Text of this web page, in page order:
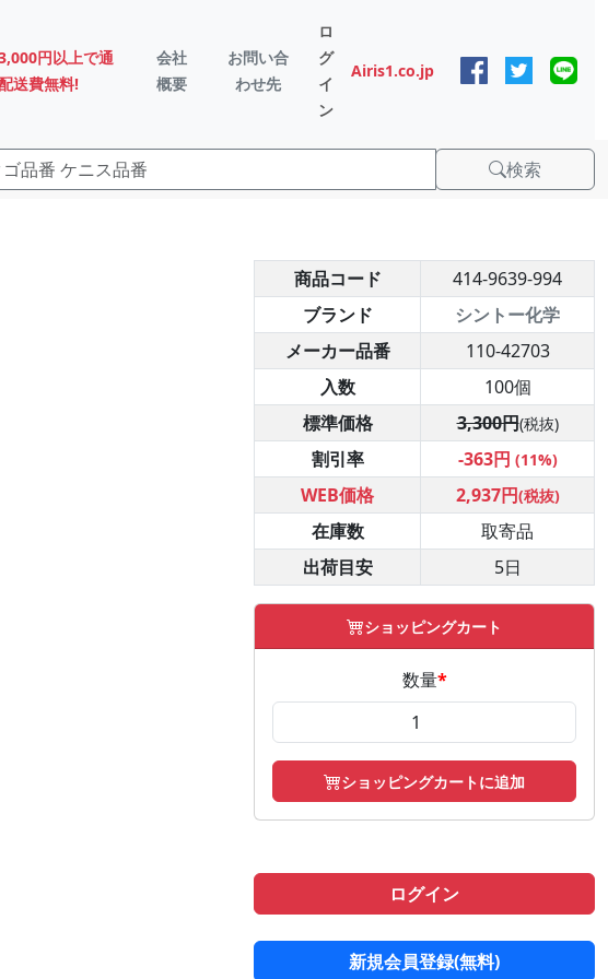
円以上で通
送費無料!
会社
概要
お問い合
わせ先
ロ
グ
イ
ン
Airis1.co.jp
検索
商品コード
414-9639-994
ブランド
シントー化学
メーカー品番
110-42703
入数
100個
標準価格
3,300円(税抜)
割引率 -363円 (11%)
WEB価格 2,937円(税抜)
在庫数
取寄品
出荷目安
5日
ショッピングカート
数量*
ショッピングカートに追加
ログイン
新規会員登録(無料)